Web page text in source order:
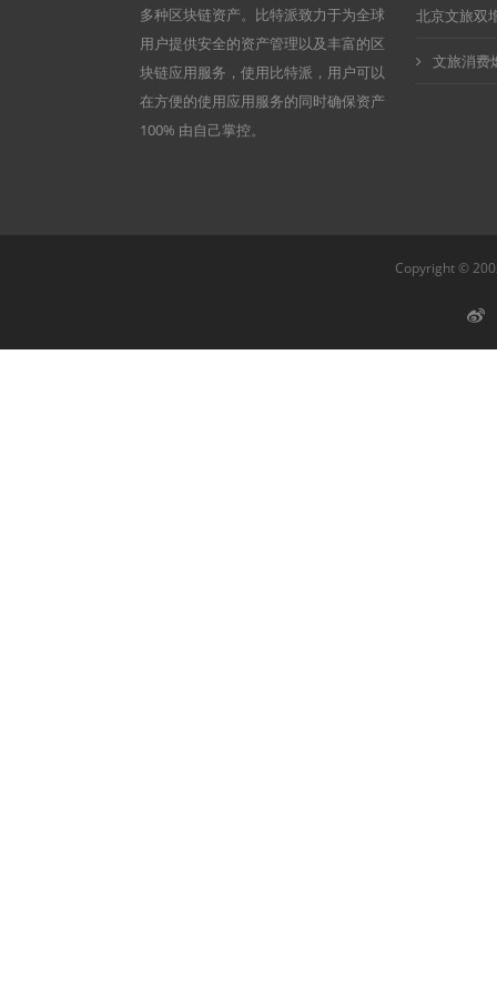
多种区块链资产。比特派致力于为全球
用户提供安全的资产管理以及丰富的区
块链应用服务，使用比特派，用户可以
在方便的使用应用服务的同时确保资产
100% 由自己掌控。
北京文旅双
文旅消费
Copyright ©